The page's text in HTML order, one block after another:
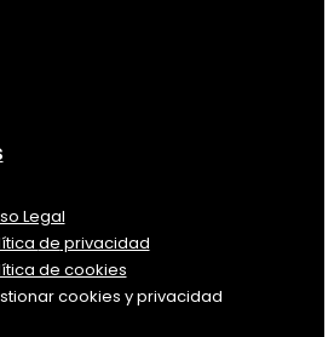
Legal
de privacidad
de cookies
cookies y privacidad